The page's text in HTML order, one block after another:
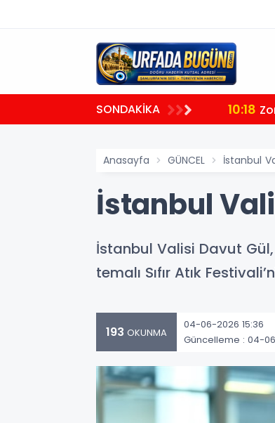
SONDAKİKA 10:18
Anasayfa GÜNCEL İstanbul
İstanbul
İstanbul Valisi Davut Gül,
temalı Sıfır Atık
193 OKUNMA
04-06-2026 15:36
Güncelleme : 04-